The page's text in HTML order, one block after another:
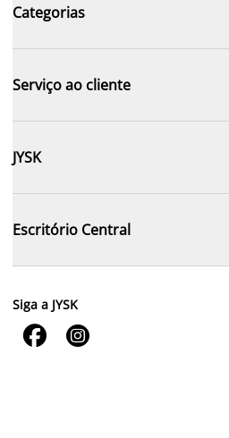
Categorias
Serviço ao cliente
JYSK
Escritório Central
Siga a JYSK
 